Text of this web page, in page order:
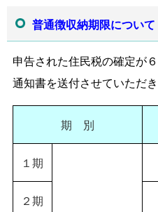
普通徴収納期限について
申告された住民税の確定が
通知書を送付させていただき
期 別
１期
２期